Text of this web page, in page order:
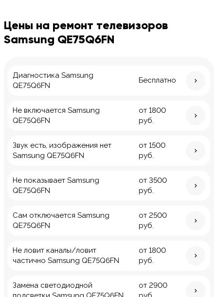
Цены на ремонт телевизоров
Samsung QE75Q6FN
Диагностика Samsung
QE75Q6FN
Бесплатно
Не включается Samsung
QE75Q6FN
от 1800
руб.
Звук есть, изображения нет
Samsung QE75Q6FN
от 1500
руб.
Не показывает Samsung
QE75Q6FN
от 3500
руб.
Сам отключается Samsung
QE75Q6FN
от 2500
руб.
Не ловит каналы/ловит
частично Samsung QE75Q6FN
от 1800
руб.
Замена светодиодной
от 2900